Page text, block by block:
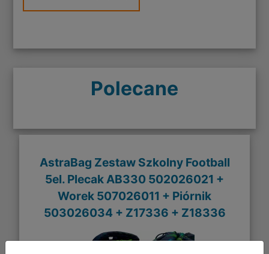
Polecane
AstraBag Zestaw Szkolny Football
5el. Plecak AB330 502026021 +
Worek 507026011 + Piórnik
503026034 + Z17336 + Z18336